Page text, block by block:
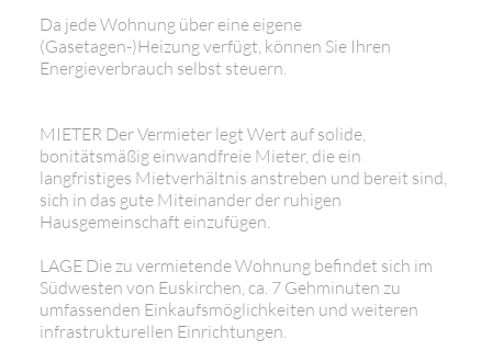
Da jede Wohnung über eine eigene
(Gasetagen-)Heizung verfügt, können Sie Ihren
Energieverbrauch selbst steuern.
MIETER Der Vermieter legt Wert auf solide,
bonitätsmäßig einwandfreie Mieter, die ein
langfristiges Mietverhältnis anstreben und bereit sind,
sich in das gute Miteinander der ruhigen
Hausgemeinschaft einzufügen.
LAGE Die zu vermietende Wohnung befindet sich im
Südwesten von Euskirchen, ca. 7 Gehminuten zu
umfassenden Einkaufsmöglichkeiten und weiteren
infrastrukturellen Einrichtungen.